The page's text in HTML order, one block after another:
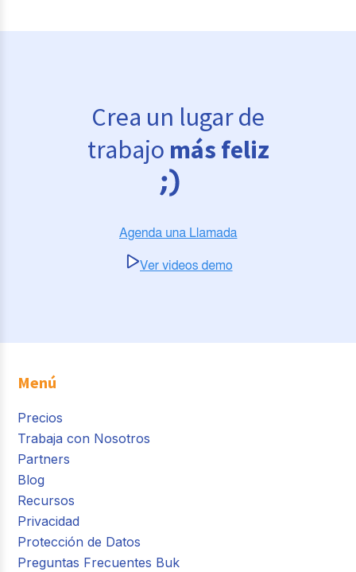
Crea un lugar de
trabajo más feliz
Menú
Precios
Trabaja con Nosotros
Partners
Blog
Recursos
Privacidad
Protección de Datos
Preguntas Frecuentes Buk